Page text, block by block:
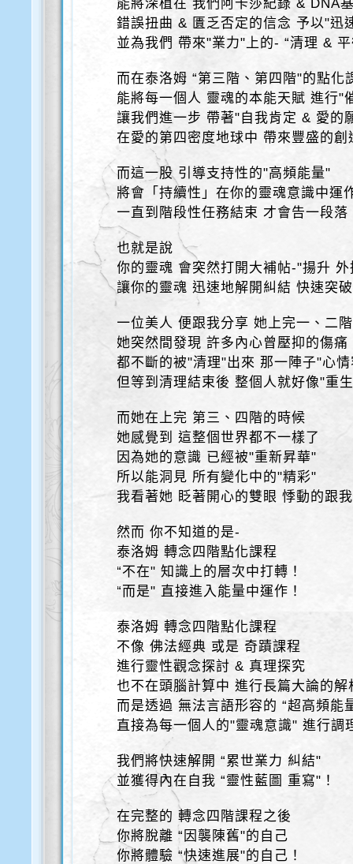
能將深植在 我們阿卡莎紀錄 & DNA
錯誤扭曲 & 匱乏否定的信念 予以"迅
並為我們 帶來"業力"上的- “清理 &
而在泰洛姆 “第三階、第四階"的點化
能將每一個人 靈魂的本能天賦 進行"
讓我們進一步 帶著"自我肯定 & 愛的
在愛的第四密度地球中 帶來豐盛的創
而這一股 引導支持性的"高頻能量"
將會「持續性」在你的靈魂意識中運
一直到階段性任務結束 才會告一段落
也就是說
你的靈魂 會突然打開大補帖-"揚升
讓你的靈魂 迅速地解開糾結 快速突
一位美人 便跟我分享 她上完一、二
她突然間發現 許多內心曾壓抑的傷
都不斷的被"清理"出來 那一陣子"心
但等到清理結束後 整個人就好像"重
而她在上完 第三、四階的時候
她感覺到 這整個世界都不一樣了
因為她的意識 已經被"重新昇華"
所以能洞見 所有變化中的"精彩"
我看著她 眨著開心的雙眼 悸動的跟
然而 你不知道的是-
泰洛姆 轉念四階點化課程
“不在" 知識上的層次中打轉！
“而是" 直接進入能量中運作！
泰洛姆 轉念四階點化課程
不像 佛法經典 或是 奇蹟課程
進行靈性觀念探討 & 真理探究
也不在頭腦計算中 進行長篇大論的解
而是透過 無法言語形容的 “超高頻能
直接為每一個人的"靈魂意識" 進行調
我們將快速解開 “累世業力 糾結"
並獲得內在自我 “靈性藍圖 重寫"！
在完整的 轉念四階課程之後
你將脫離 “因襲陳舊"的自己
你將體驗 “快速進展"的自己！